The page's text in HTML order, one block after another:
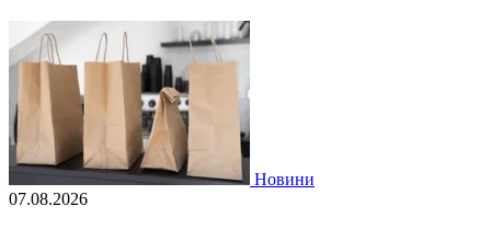
Новини
07.08.2026